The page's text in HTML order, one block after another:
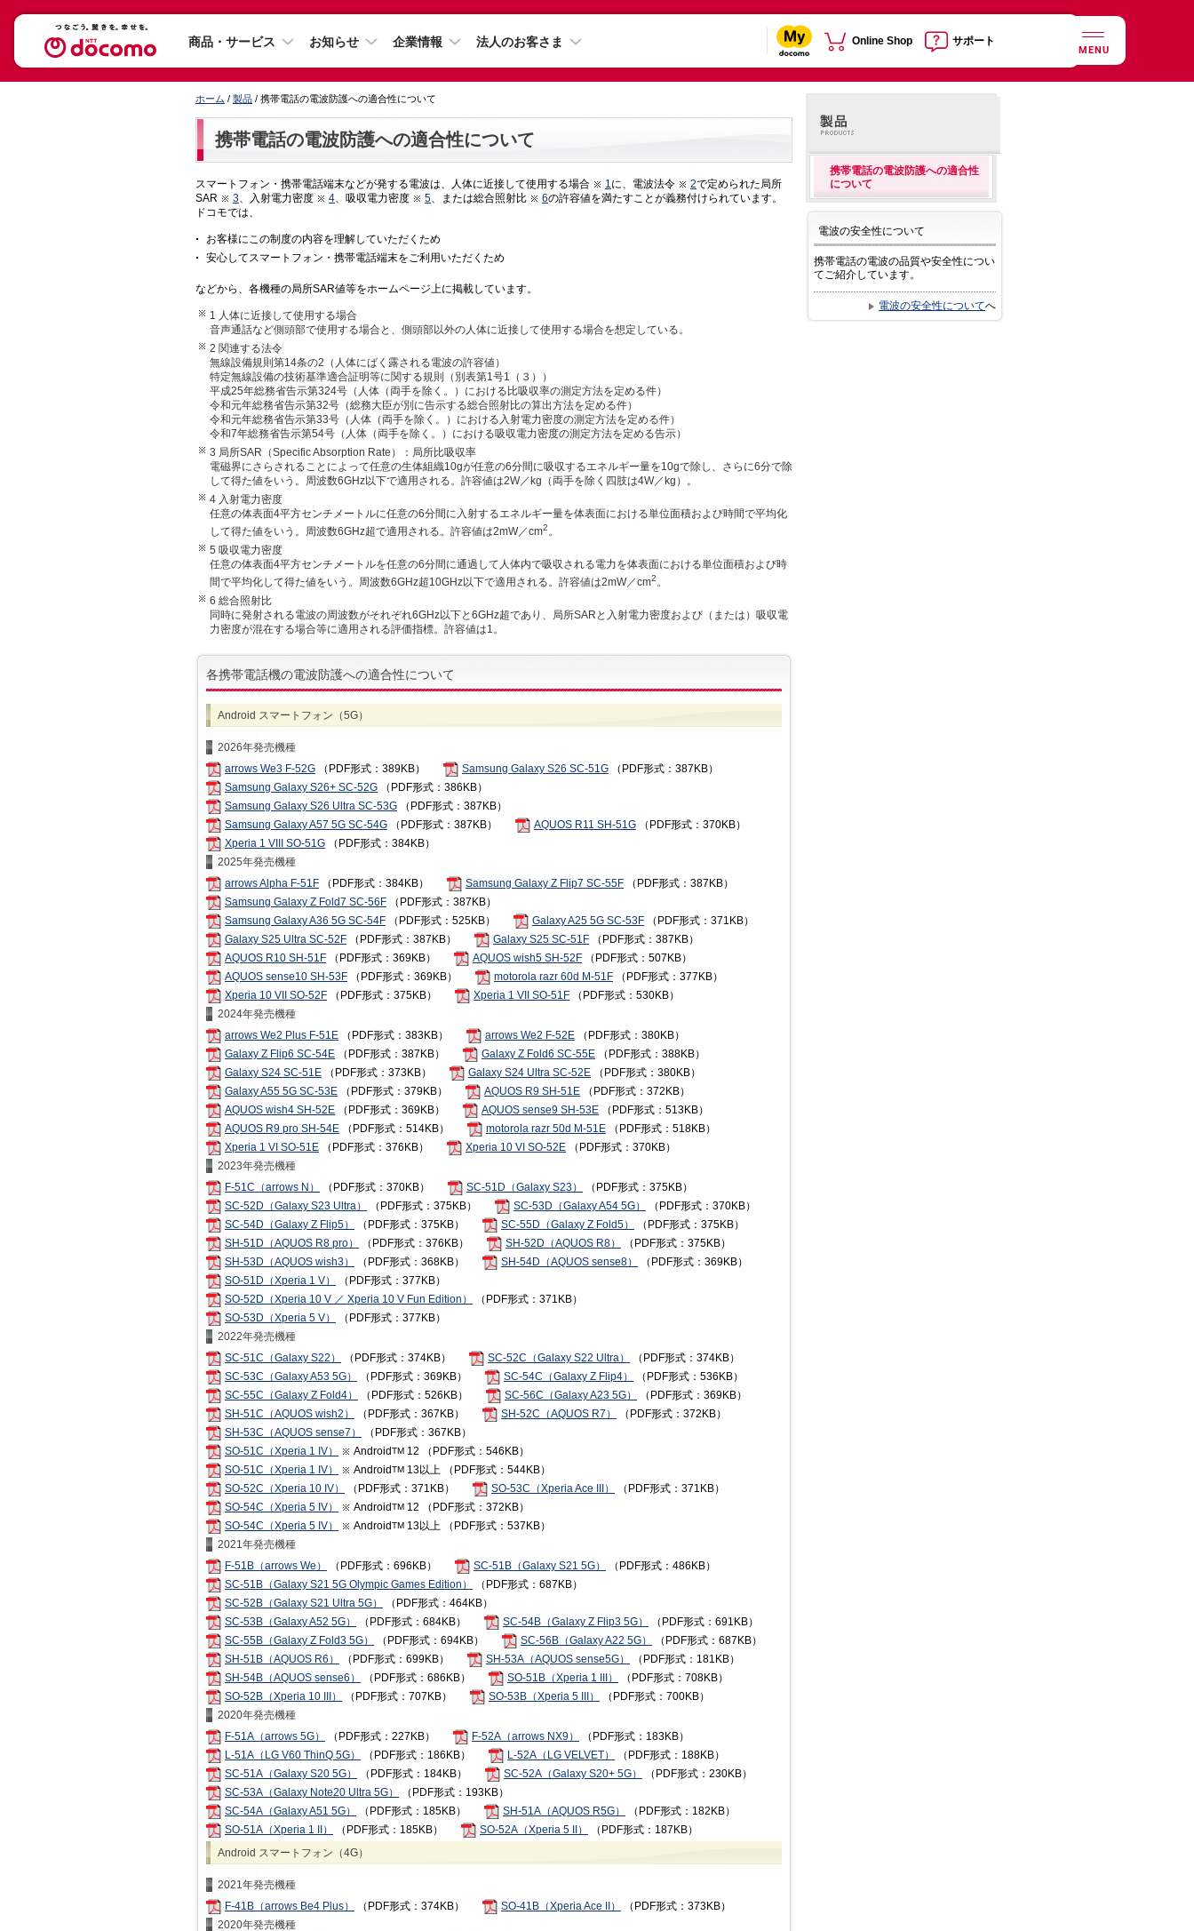
商品・サービス お知らせ 企業情報 法人のお客さま Online Shop サポート
MENU
ホーム / 製品 / 携帯電話の電波防護への適合性について
携帯電話の電波防護への適合性について
スマートフォン・携帯電話端末などが発する電波は、人体に近接して使用する場合 1 に、電波法令 2で定められた局所
SAR
3 、入射電力密度 4 、吸収電力密度 5 、または総合照射比 6の許容値を満たすことが義務付けられています。
ドコモでは、
お客様にこの制度の内容を理解していただくため
安心してスマートフォン・携帯電話端末をご利用いただくため
などから、各機種の局所SAR値等をホームページ上に掲載しています。
1 人体に近接して使用する場合
音声通話など側頭部で使用する場合と、側頭部以外の人体に近接して使用する場合を想定している。
2 関連する法令
無線設備規則第14条の2（人体にばく露される電波の許容値）
特定無線設備の技術基準適合証明等に関する規則（別表第1号1（３））
平成25年総務省告示第324号（人体（両手を除く。）における比吸収率の測定方法を定める件）
令和元年総務省告示第32号（総務大臣が別に告示する総合照射比の算出方法を定める件）
令和元年総務省告示第33号（人体（両手を除く。）における入射電力密度の測定方法を定める件）
令和7年総務省告示第54号（人体（両手を除く。）における吸収電力密度の測定方法を定める告示）
3 局所SAR（Specific Absorption Rate）：局所比吸収率
電磁界にさらされることによって任意の生体組織10gが任意の6分間に吸収するエネルギー量を10gで除し、さらに6分で除
して得た値をいう。周波数6GHz以下で適用される。許容値は2W／kg（両手を除く四肢は4W／kg）。
4 入射電力密度
任意の体表面4平方センチメートルに任意の6分間に入射するエネルギー量を体表面における単位面積および時間で平均化
して得た値をいう。周波数6GHz超で適用される。許容値は2mW／cm2 。
5 吸収電力密度
任意の体表面4平方センチメートルを任意の6分間に通過して人体内で吸収される電力を体表面における単位面積および時
間で平均化して得た値をいう。周波数6GHz超10GHz以下で適用される。許容値は2mW／cm2 。
6 総合照射比
同時に発射される電波の周波数がそれぞれ6GHz以下と6GHz超であり、局所SARと入射電力密度および（または）吸収電
力密度が混在する場合等に適用される評価指標。許容値は1。
各携帯電話機の電波防護への適合性について
Android スマートフォン（5G）
2026年発売機種
arrows We3 F-52G （PDF形式：389KB） Samsung Galaxy S26 SC-51G （PDF形式：387KB）
Samsung Galaxy S26+ SC-52G （PDF形式：386KB）
Samsung Galaxy S26 Ultra SC-53G （PDF形式：387KB）
Samsung Galaxy A57 5G SC-54G （PDF形式：387KB） AQUOS R11 SH-51G （PDF形式：370KB）
Xperia 1 VIII SO-51G （PDF形式：384KB）
2025年発売機種
arrows Alpha F-51F （PDF形式：384KB） Samsung Galaxy Z Flip7 SC-55F （PDF形式：387KB）
Samsung Galaxy Z Fold7 SC-56F （PDF形式：387KB）
Samsung Galaxy A36 5G SC-54F （PDF形式：525KB） Galaxy A25 5G SC-53F （PDF形式：371KB）
Galaxy S25 Ultra SC-52F （PDF形式：387KB） Galaxy S25 SC-51F （PDF形式：387KB）
AQUOS R10 SH-51F （PDF形式：369KB） AQUOS wish5 SH-52F （PDF形式：507KB）
AQUOS sense10 SH-53F （PDF形式：369KB） motorola razr 60d M-51F （PDF形式：377KB）
Xperia 10 VII SO-52F （PDF形式：375KB） Xperia 1 VII SO-51F （PDF形式：530KB）
2024年発売機種
arrows We2 Plus F-51E （PDF形式：383KB） arrows We2 F-52E （PDF形式：380KB）
Galaxy Z Flip6 SC-54E （PDF形式：387KB） Galaxy Z Fold6 SC-55E （PDF形式：388KB）
Galaxy S24 SC-51E （PDF形式：373KB） Galaxy S24 Ultra SC-52E （PDF形式：380KB）
Galaxy A55 5G SC-53E （PDF形式：379KB） AQUOS R9 SH-51E （PDF形式：372KB）
AQUOS wish4 SH-52E （PDF形式：369KB） AQUOS sense9 SH-53E （PDF形式：513KB）
AQUOS R9 pro SH-54E （PDF形式：514KB） motorola razr 50d M-51E （PDF形式：518KB）
Xperia 1 VI SO-51E （PDF形式：376KB） Xperia 10 VI SO-52E （PDF形式：370KB）
2023年発売機種
F-51C（arrows N）
（PDF形式：370KB） SC-51D（Galaxy S23）
（PDF形式：375KB）
SC-52D（Galaxy S23 Ultra）
（PDF形式：375KB） SC-53D（Galaxy A54 5G）
（PDF形式：370KB）
SC-54D（Galaxy Z Flip5）
（PDF形式：375KB） SC-55D（Galaxy Z Fold5）
（PDF形式：375KB）
SH-51D（AQUOS R8 pro）
（PDF形式：376KB） SH-52D（AQUOS R8）
（PDF形式：375KB）
SH-53D（AQUOS wish3）
（PDF形式：368KB） SH-54D（AQUOS sense8）
（PDF形式：369KB）
SO-51D（Xperia 1 V）
（PDF形式：377KB）
SO-52D（Xperia 10 V ／ Xperia 10 V Fun Edition）
（PDF形式：371KB）
SO-53D（Xperia 5 V）
（PDF形式：377KB）
2022年発売機種
SC-51C（Galaxy S22）
（PDF形式：374KB） SC-52C（Galaxy S22 Ultra）
（PDF形式：374KB）
SC-53C（Galaxy A53 5G）
（PDF形式：369KB） SC-54C（Galaxy Z Flip4）
（PDF形式：536KB）
SC-55C（Galaxy Z Fold4）
（PDF形式：526KB） SC-56C（Galaxy A23 5G）
（PDF形式：369KB）
SH-51C（AQUOS wish2）
（PDF形式：367KB） SH-52C（AQUOS R7）
（PDF形式：372KB）
SH-53C（AQUOS sense7）
（PDF形式：367KB）
SO-51C（Xperia 1 IV）
AndroidTM 12 （PDF形式：546KB）
SO-51C（Xperia 1 IV）
AndroidTM 13以上 （PDF形式：544KB）
SO-52C（Xperia 10 IV）
（PDF形式：371KB） SO-53C（Xperia Ace III）
（PDF形式：371KB）
SO-54C（Xperia 5 IV）
AndroidTM 12 （PDF形式：372KB）
SO-54C（Xperia 5 IV）
AndroidTM 13以上 （PDF形式：537KB）
2021年発売機種
F-51B（arrows We）
（PDF形式：696KB） SC-51B（Galaxy S21 5G）
（PDF形式：486KB）
SC-51B（Galaxy S21 5G Olympic Games Edition）
（PDF形式：687KB）
SC-52B（Galaxy S21 Ultra 5G）
（PDF形式：464KB）
SC-53B（Galaxy A52 5G）
（PDF形式：684KB） SC-54B（Galaxy Z Flip3 5G）
（PDF形式：691KB）
SC-55B（Galaxy Z Fold3 5G）
（PDF形式：694KB） SC-56B（Galaxy A22 5G）
（PDF形式：687KB）
SH-51B（AQUOS R6）
（PDF形式：699KB） SH-53A（AQUOS sense5G）
（PDF形式：181KB）
SH-54B（AQUOS sense6）
（PDF形式：686KB） SO-51B（Xperia 1 III）
（PDF形式：708KB）
SO-52B（Xperia 10 III）
（PDF形式：707KB） SO-53B（Xperia 5 III）
（PDF形式：700KB）
2020年発売機種
F-51A（arrows 5G）
（PDF形式：227KB） F-52A（arrows NX9）
（PDF形式：183KB）
L-51A（LG V60 ThinQ 5G）
（PDF形式：186KB） L-52A（LG VELVET）
（PDF形式：188KB）
SC-51A（Galaxy S20 5G）
（PDF形式：184KB） SC-52A（Galaxy S20+ 5G）
（PDF形式：230KB）
SC-53A（Galaxy Note20 Ultra 5G）
（PDF形式：193KB）
SC-54A（Galaxy A51 5G）
（PDF形式：185KB） SH-51A（AQUOS R5G）
（PDF形式：182KB）
SO-51A（Xperia 1 II）
（PDF形式：185KB） SO-52A（Xperia 5 II）
（PDF形式：187KB）
Android スマートフォン（4G）
2021年発売機種
F-41B（arrows Be4 Plus）
（PDF形式：374KB） SO-41B（Xperia Ace II）
（PDF形式：373KB）
2020年発売機種
携帯電話の電波防護への適合性
について
電波の安全性について
携帯電話の電波の品質や安全性につい
てご紹介しています。
電波の安全性についてへ